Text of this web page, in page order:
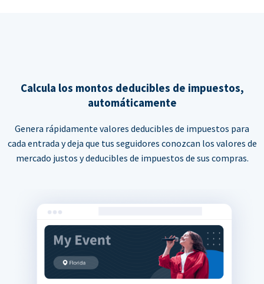
Calcula los montos deducibles de impuestos,
automáticamente
Genera rápidamente valores deducibles de impuestos para
cada entrada y deja que tus seguidores conozcan los valores de
mercado justos y deducibles de impuestos de sus compras.